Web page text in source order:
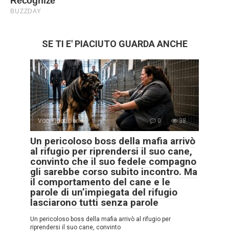
SE TI E' PIACIUTO GUARDA ANCHE
Voci Quotidiane 0 38
Un pericoloso boss della mafia arrivò
al rifugio per riprendersi il suo cane,
convinto che il suo fedele compagno
gli sarebbe corso subito incontro. Ma
il comportamento del cane e le
parole di un’impiegata del rifugio
lasciarono tutti senza parole
Un pericoloso boss della mafia arrivò al rifugio per
riprendersi il suo cane, convinto